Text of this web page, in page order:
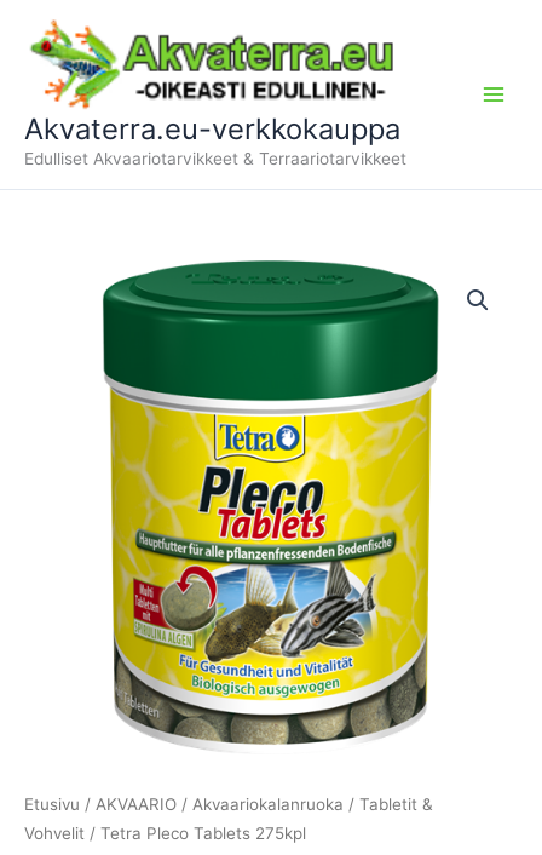
sisältöön
Akvaterra.eu-verkkokauppa
Edulliset Akvaariotarvikkeet & Terraariotarvikkeet
Etusivu / AKVAARIO / Akvaariokalanruoka / Tabletit &
Vohvelit / Tetra Pleco Tablets 275kpl